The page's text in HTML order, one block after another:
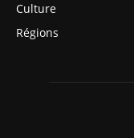
Culture
Régions